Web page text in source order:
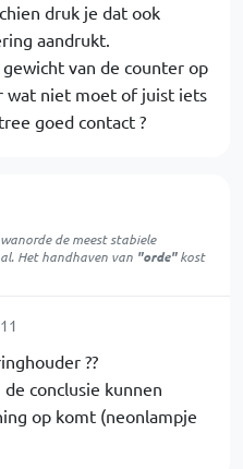
druk je dat ook
aandrukt.
van de counter op
wat niet moet of juist iets
goed contact ?
wanordede meest stabiele
Het handhaven van "orde"kost
??
conclusie kunnen
op komt (neonlampje